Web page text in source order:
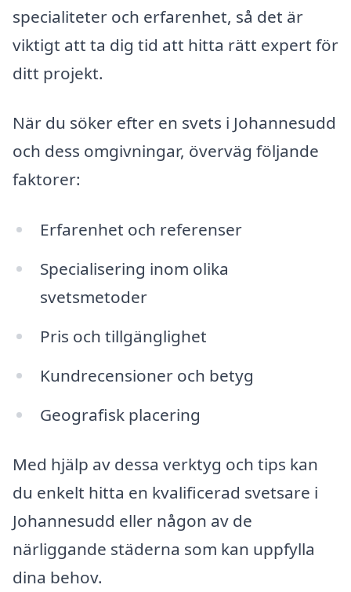
specialiteter och erfarenhet, så det är
viktigt att ta dig tid att hitta rätt expert för
ditt projekt.
När du söker efter en svets i Johannesudd
och dess omgivningar, överväg följande
faktorer:
Erfarenhet och referenser
Specialisering inom olika
svetsmetoder
Pris och tillgänglighet
Kundrecensioner och betyg
Geografisk placering
Med hjälp av dessa verktyg och tips kan
du enkelt hitta en kvalificerad svetsare i
Johannesudd eller någon av de
närliggande städerna som kan uppfylla
dina behov.